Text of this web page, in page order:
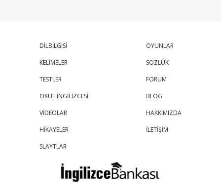
DİLBİLGİSİ
KELİMELER
TESTLER
OKUL İNGİLİZCESİ
VİDEOLAR
HİKAYELER
SLAYTLAR
OYUNLAR
SÖZLÜK
FORUM
BLOG
HAKKIMIZDA
İLETİŞİM